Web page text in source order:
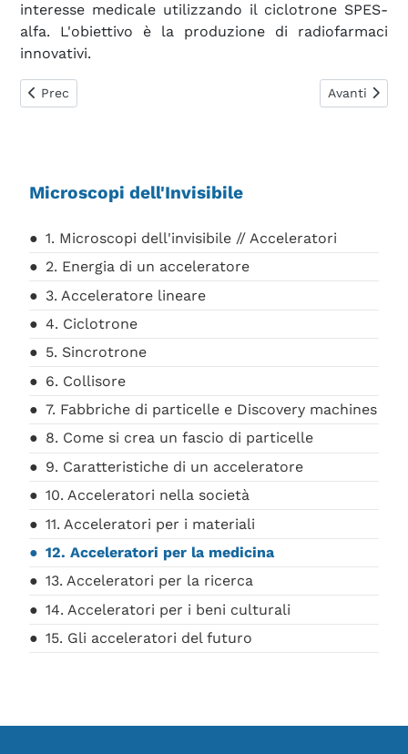
interesse medicale utilizzando il ciclotrone SPES-
alfa. L'obiettivo è la produzione di radiofarmaci
innovativi.
Articolo precedente: 11. Acceleratori per la ricerca
Prec Articolo
Avanti
Microscopi dell'Invisibile
1. Microscopi dell'invisibile // Acceleratori
2. Energia di un acceleratore
3. Acceleratore lineare
4. Ciclotrone
5. Sincrotrone
6. Collisore
7. Fabbriche di particelle e Discovery machines
8. Come si crea un fascio di particelle
9. Caratteristiche di un acceleratore
10. Acceleratori nella società
11. Acceleratori per i materiali
12. Acceleratori per la medicina
13. Acceleratori per la ricerca
14. Acceleratori per i beni culturali
15. Gli acceleratori del futuro